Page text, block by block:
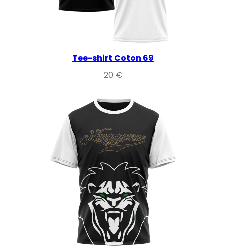
Tee-shirt Coton 69
20 €